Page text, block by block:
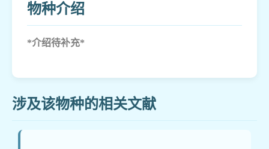
物种介绍
*介绍待补充*
涉及该物种的相关文献